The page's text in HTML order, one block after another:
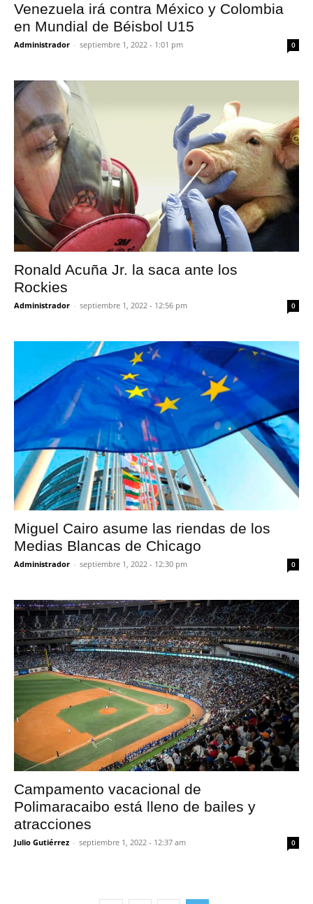
Venezuela irá contra México y Colombia
en Mundial de Béisbol U15
Administrador - septiembre 1, 2022 - 1:01 pm 0
Ronald Acuña Jr. la saca ante los
Rockies
Administrador - septiembre 1, 2022 - 12:56 pm 0
Miguel Cairo asume las riendas de los
Medias Blancas de Chicago
Administrador - septiembre 1, 2022 - 12:30 pm 0
Campamento vacacional de
Polimaracaibo está lleno de bailes y
atracciones
Julio Gutiérrez - septiembre 1, 2022 - 12:37 am 0